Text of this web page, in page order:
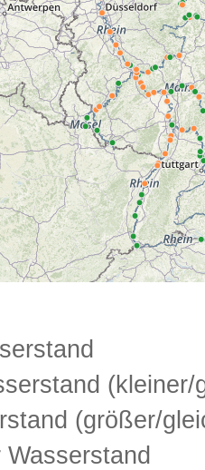
(kleiner/
(größer/